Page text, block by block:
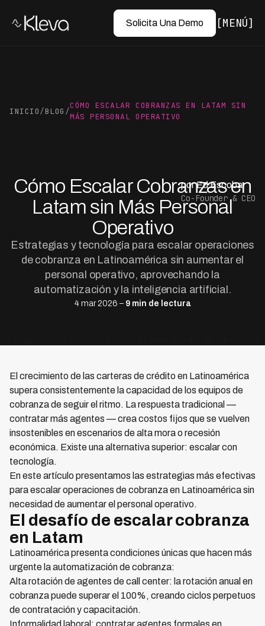
Solicita Una Demo MENÚ
INICIO/BLOG /
CÓMO ESCALAR COBRANZAS EN LATAM SIN
MÁS PERSONAL OPERATIVO
Cómo Escalar Cobranzas en
Latam sin Más Personal
Operativo
Estrategias y tecnología para escalar operaciones
de cobranza en Latinoamérica sin aumentar el
personal operativo, aprovechando la
automatización y la inteligencia artificial.
4 mar 2026 – 9 min de lectura
por Ed Escobar
Co-Founder & CEO
El crecimiento de las carteras de crédito en Latinoamérica
supera consistentemente la capacidad de los equipos de
cobranza de seguir el ritmo. La respuesta tradicional —
contratar más agentes — crea costos fijos que se vuelven
insostenibles en escenarios de alta mora o recesión
económica. Existe una alternativa superior: escalar con
tecnología.
En este artículo presentamos las estrategias más efectivas
para escalar operaciones de cobranza en Latinoamérica sin
necesidad de aumentar el personal operativo.
El desafío de escalar cobranza
en Latam
Latinoamérica presenta condiciones únicas que hacen más
urgente la automatización de cobranza:
Alta rotación de agentes de call center: la rotación anual en
cobranza puede superar el 100%, creando ciclos perpetuos
de contratación y capacitación.
Informalidad laboral: contratar agentes formales en